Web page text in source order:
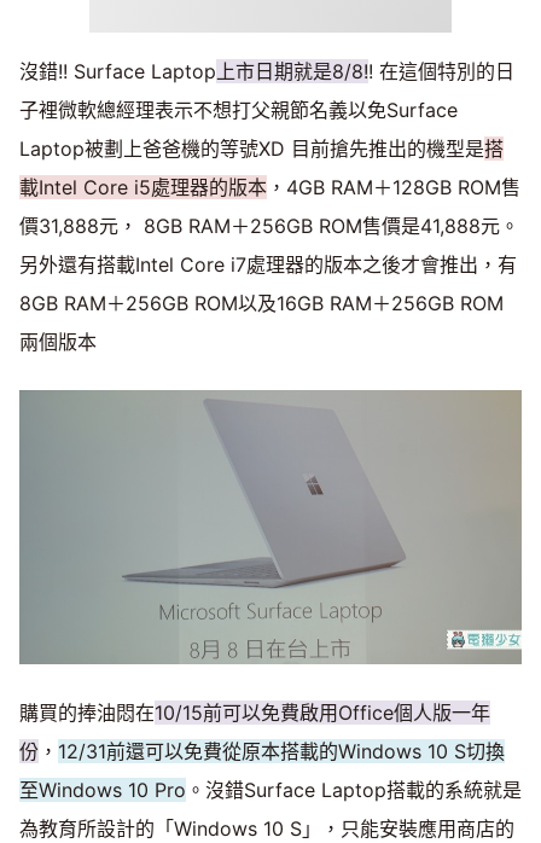
沒錯!! Surface Laptop 上市日期就是8/8!! 在這個特別的日
子裡微軟總經理表示不想打父親節名義以免Surface
Laptop被劃上爸爸機的等號XD 目前搶先推出的機型是搭
載Intel Core i5處理器的版本 ，4GB RAM＋128GB ROM售
價31,888元， 8GB RAM＋256GB ROM售價是41,888元。
另外還有搭載Intel Core i7處理器的版本之後才會推出，有
8GB RAM＋256GB ROM以及16GB RAM＋256GB ROM
兩個版本
購買的捧油悶在10/15前可以免費啟用Office個人版一年
份 ， 12/31前還可以免費從原本搭載的Windows 10 S切換
至Windows 10 Pro 。沒錯Surface Laptop搭載的系統就是
為教育所設計的「Windows 10 S」，只能安裝應用商店的